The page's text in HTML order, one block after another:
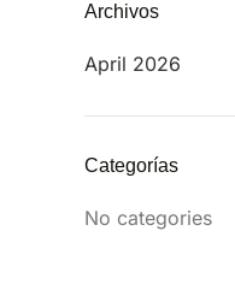
Archivos
April 2026
Categorías
No categories